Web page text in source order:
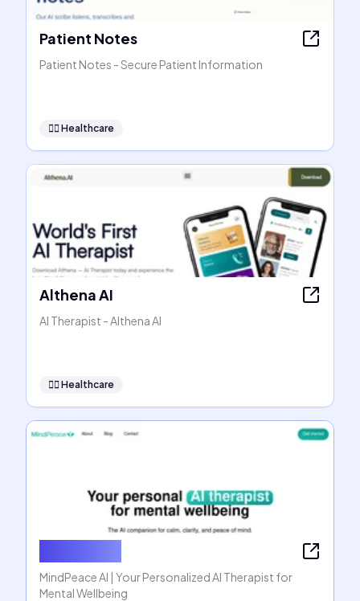
Patient Notes
Patient Notes - Secure Patient Information
👩‍⚕️ Healthcare
Althena AI
AI Therapist - Althena AI
👩‍⚕️ Healthcare
MindPeace AI | Your Personalized AI Therapist for
Mental Wellbeing